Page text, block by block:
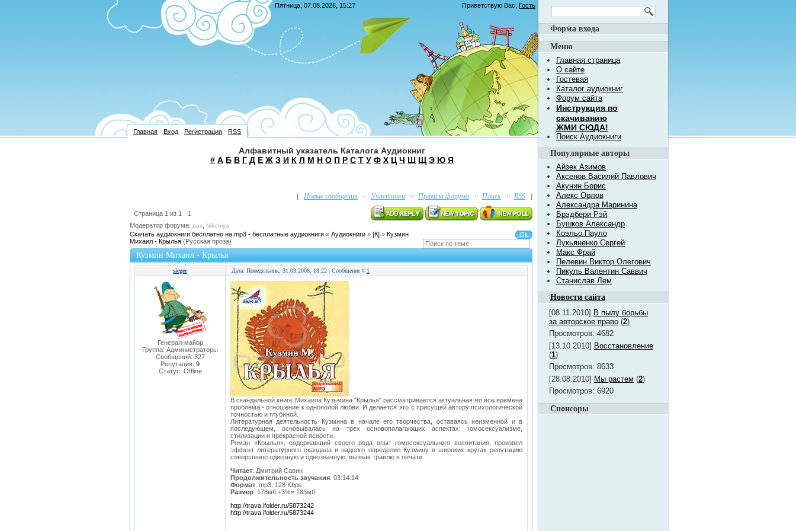
Пятница, 07.08.2026, 15:27 Приветствую Вас Гость
Главная Вход Регистрация RSS
Алфавитный указатель Каталога Аудиокниг
# А Б В Г Д Е Ж З И К Л М Н О П Р С Т У Ф Х Ц Ч Ш Щ Э Ю Я
[ Новые сообщения · Участники · Правила форума · Поиск · RSS ]
Страница 1 из 1
1
Модератор форума: pas Nikoniya
Скачать аудиокниги бесплатно на mp3 - бесплатные аудиокниги » Аудиокниги » [К] » Кузмин
Михаил - Крылья (Русская проза)
Кузмин Михаил - Крылья
sieger Дата: Понедельник, 31.03.2008, 18:22 | Сообщение # 1
Генерал-майор
Группа: Администраторы
Сообщений: 327
Репутация: 9
Статус: Offline
В скандальной книге Михаила Кузьмина "Крылья" рассматривается актуальная во все времена
проблема - отношение к однополой любви. И делается это с присущей автору психологической
точностью и глубиной.
Литературная деятельность Кузмина в начале его творчества, оставаясь неизменной и в
последующем, основывалась на трех основополагающих аспектах: гомосексуализме,
стилизации и прекрасной ясности.
Роман «Крылья», содержавший своего рода опыт гомосексуального воспитания, произвел
эффект литературного скандала и надолго определил Кузмину в широких кругах репутацию
совершенно одиозную и однозначную, вызвав травлю в печати.
Читает: Дмитрий Савин
Продолжительность звучания: 03:14:14
Формат: mp3, 128 Kbps
Размер: 178мб +3%= 183мб
http://trava.ifolder.ru/5873242
http://trava.ifolder.ru/5873244
Форма входа
Меню
Главная страница
О сайте
Гостевая
Каталог аудиокниг
Форум сайта
Инструкция по
скачиванию
ЖМИ СЮДА!
Поиск Аудиокниги
Популярные авторы
Айзек Азимов
Аксенов Василий Павлович
Акунин Борис
Алекс Орлов
Александра Маринина
Брэдбери Рэй
Бушков Александр
Коэльо Пауло
Лукьяненко Сергей
Макс Фрай
Пелевин Виктор Олегович
Пикуль Валентин Саввич
Станислав Лем
Новости сайта
[08.11.2010] В пылу борьбы
за авторское право (2)
Просмотров: 4682
[13.10.2010] Восстановление
(1)
Просмотров: 8633
[28.08.2010] Мы растем (2)
Просмотров: 6920
Спонсоры